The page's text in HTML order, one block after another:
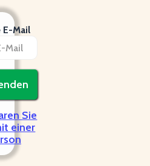
E-Mail
Sie
einer